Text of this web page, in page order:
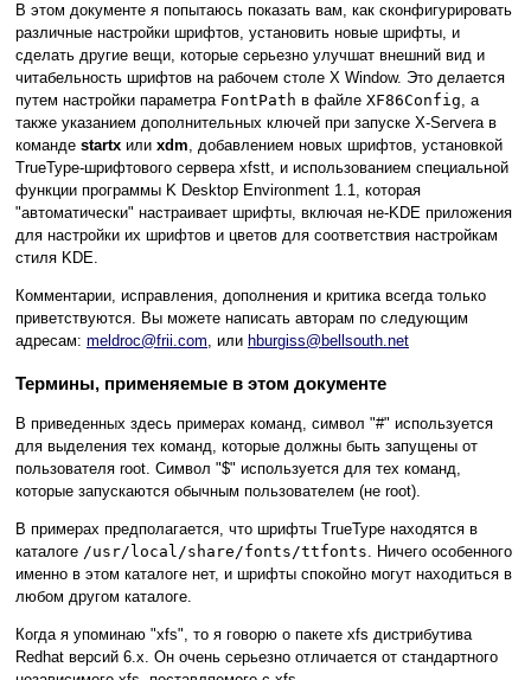
В этом документе я попытаюсь показать вам, как сконфигурировать
различные настройки шрифтов, установить новые шрифты, и
сделать другие вещи, которые серьезно улучшат внешний вид и
читабельность шрифтов на рабочем столе X Window. Это делается
путем настройки параметра FontPath в файле XF86Config, а
также указанием дополнительных ключей при запуске X-Servera в
команде startx или xdm, добавлением новых шрифтов, установкой
TrueType-шрифтового сервера xfstt, и использованием специальной
функции программы K Desktop Environment 1.1, которая
"автоматически" настраивает шрифты, включая не-KDE приложения
для настройки их шрифтов и цветов для соответствия настройкам
стиля KDE.
Комментарии, исправления, дополнения и критика всегда только
приветствуются. Вы можете написать авторам по следующим
адресам: meldroc@frii.com, или hburgiss@bellsouth.net
Термины, применяемые в этом документе
В приведенных здесь примерах команд, символ "#" используется
для выделения тех команд, которые должны быть запущены от
пользователя root. Символ "$" используется для тех команд,
которые запускаются обычным пользователем (не root).
В примерах предполагается, что шрифты TrueType находятся в
каталоге /usr/local/share/fonts/ttfonts. Ничего особенного
именно в этом каталоге нет, и шрифты спокойно могут находиться в
любом другом каталоге.
Когда я упоминаю "xfs", то я говорю о пакете xfs дистрибутива
Redhat версий 6.x. Он очень серьезно отличается от стандартного